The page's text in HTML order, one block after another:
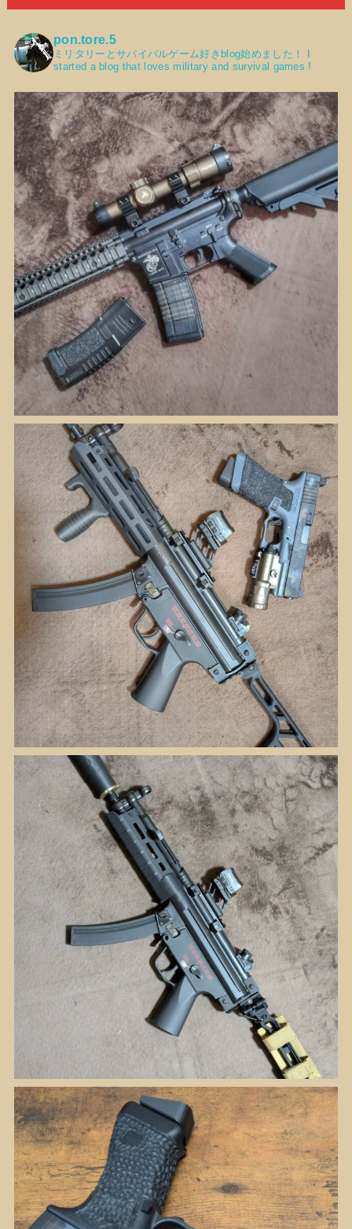
pon.tore.5
ミリタリーとサバイバルゲーム好きblog始めました！
started a blog that loves military and survival games !